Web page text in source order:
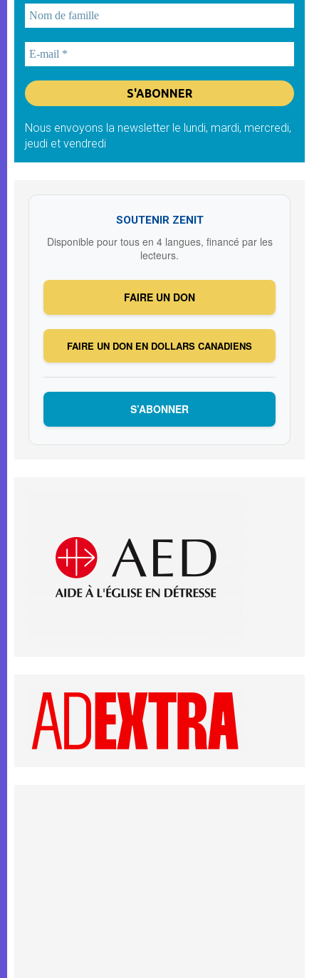
Nous envoyons la newsletter le lundi, mardi, mercredi,
jeudi et vendredi
SOUTENIR ZENIT
Disponible pour tous en 4 langues, financé par les
lecteurs.
FAIRE UN DON
FAIRE UN DON EN DOLLARS CANADIENS
S’ABONNER